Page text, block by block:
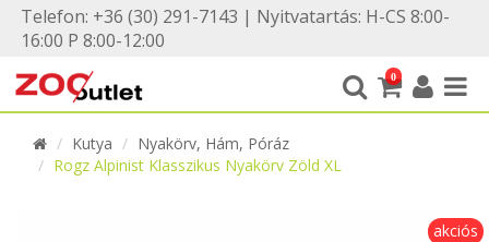
Telefon: +36 (30) 291-7143 | Nyitvatartás: H-CS 8:00-
16:00 P 8:00-12:00
0
Kutya
Nyakörv, Hám, Póráz
Rogz Alpinist Klasszikus Nyakörv Zöld XL
akciós